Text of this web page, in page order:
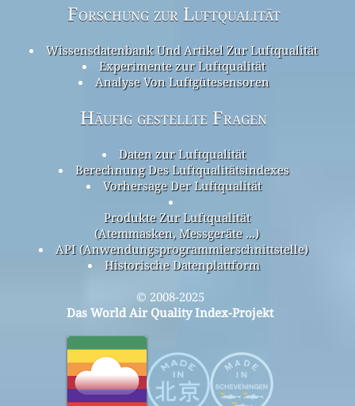
Forschung zur Luftqualität
Wissensdatenbank Und Artikel Zur Luftqualität
Experimente zur Luftqualität
Analyse Von Luftgütesensoren
Häufig gestellte Fragen
Daten zur Luftqualität
Berechnung Des Luftqualitätsindexes
Vorhersage Der Luftqualität
Produkte Zur Luftqualität
(Atemmasken, Messgeräte ...)
API (Anwendungsprogrammierschnittstelle)
Historische Datenplattform
© 2008-2025
Das World Air Quality Index-Projekt